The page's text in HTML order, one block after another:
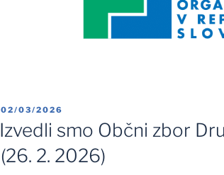
OBJAVLJENO
DNE
02/03/2026
Izvedli smo Občni zbor
(26. 2. 2026)